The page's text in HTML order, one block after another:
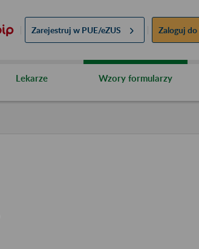
Zarejestruj w PUE/eZUS Zaloguj do
Lekarze Wzory formularzy